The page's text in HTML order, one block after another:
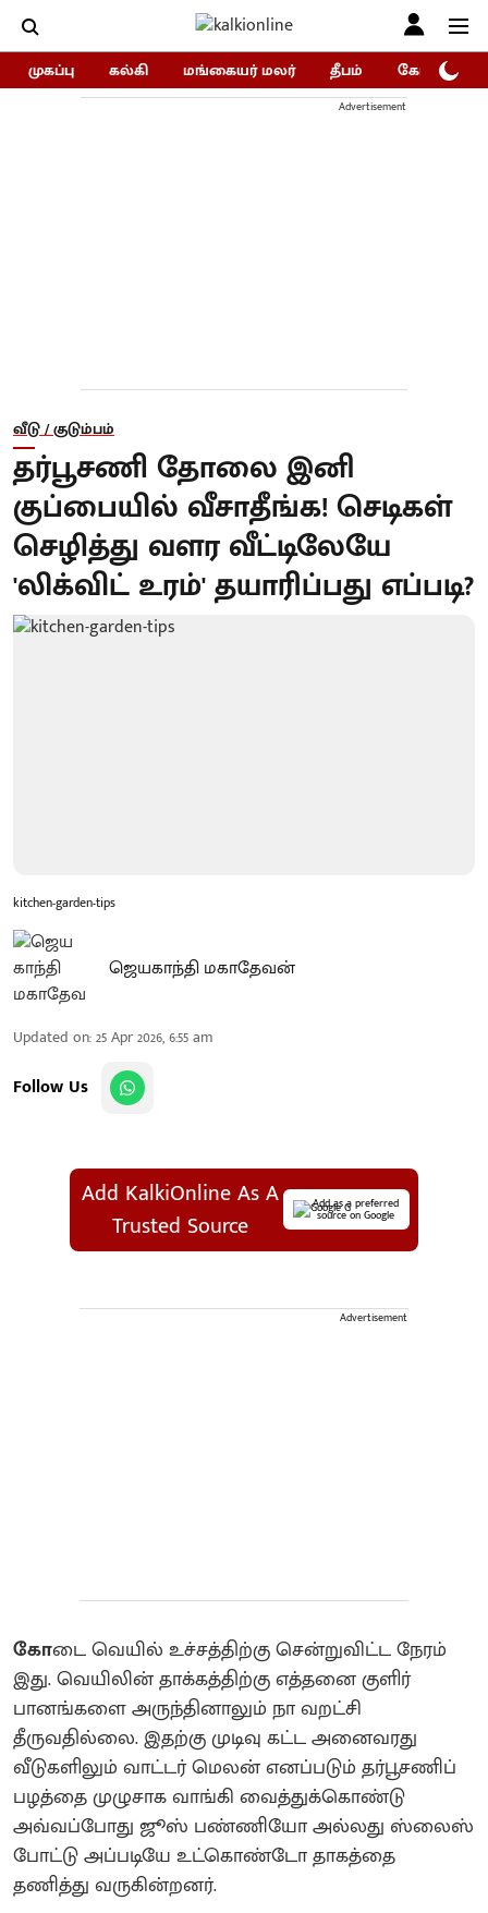
முகப்பு கல்கி மங்கையர் மலர் தீபம் கோகுலம்/
Advertisement
வீடு / குடும்பம்
தர்பூசணி தோலை இனி
குப்பையில் வீசாதீங்க! செடிகள்
செழித்து வளர வீட்டிலேயே
'லிக்விட் உரம்' தயாரிப்பது எப்படி?
kitchen-garden-tips
ஜெயகாந்தி மகாதேவன்
Updated on:25 Apr 2026, 6:55 am
Follow Us
Add KalkiOnline As A
Trusted Source
Add as a preferred
source on Google
Advertisement
கோடை வெயில் உச்சத்திற்கு சென்றுவிட்ட நேரம்
இது. வெயிலின் தாக்கத்திற்கு எத்தனை குளிர்
பானங்களை அருந்தினாலும் நா வறட்சி
தீருவதில்லை. இதற்கு முடிவு கட்ட அனைவரது
வீடுகளிலும் வாட்டர் மெலன் எனப்படும் தர்பூசணிப்
பழத்தை முழுசாக வாங்கி வைத்துக்கொண்டு
அவ்வப்போது ஜூஸ் பண்ணியோ அல்லது ஸ்லைஸ்
போட்டு அப்படியே உட்கொண்டோ தாகத்தை
தணித்து வருகின்றனர்.